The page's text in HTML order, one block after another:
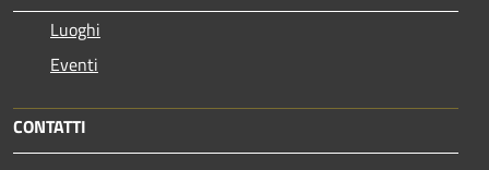
Luoghi
Eventi
CONTATTI